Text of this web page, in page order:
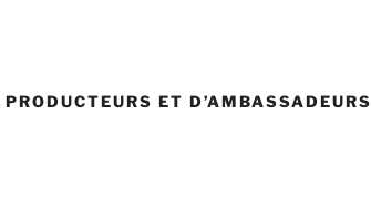
ET D’AMBASSADEURS